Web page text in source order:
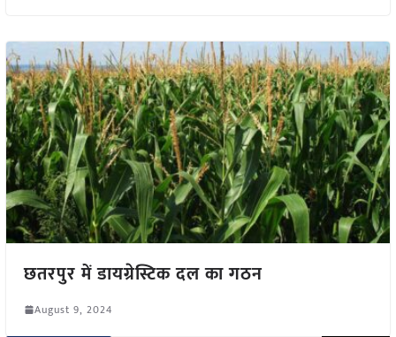
छतरपुर में डायग्रेस्टिक दल का गठन
August 9, 2024